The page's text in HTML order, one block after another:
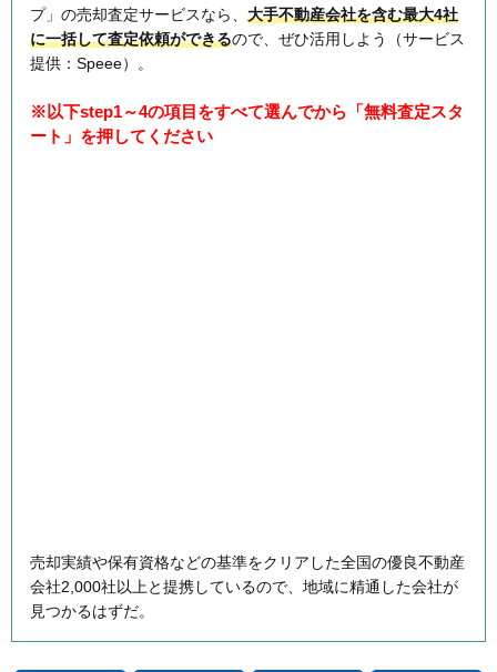
プ」の売却査定サービスなら、 大手不動産会社を含む最大4社
に一括して査定依頼ができるので、ぜひ活用しよう（サービス
提供：Speee）。
※以下step1～4の項目をすべて選んでから「無料査定スタ
ート」を押してください
売却実績や保有資格などの基準をクリアした全国の優良不動産
会社2,000社以上と提携しているので、地域に精通した会社が
見つかるはずだ。